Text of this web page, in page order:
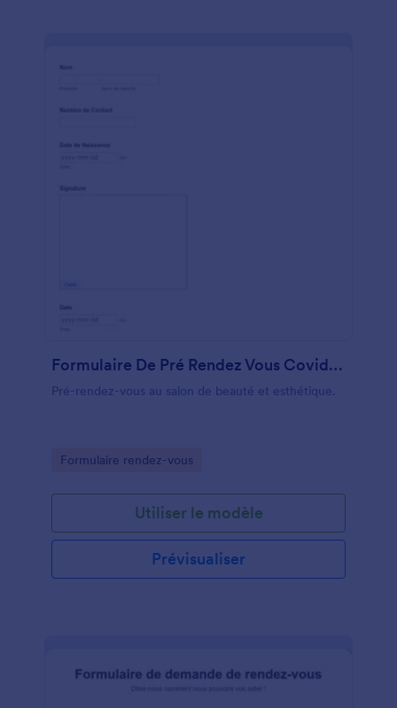
Formulaire De Pré Rendez Vous Covid 19
Pré-rendez-vous au salon de beauté et esthétique.
Go to Category:
Formulaire rendez-vous
Utiliser le modèle
Prévisualiser